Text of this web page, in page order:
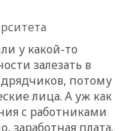
у какой-то
залезать в
потому
лица. А уж как
с работниками
заработная плата.